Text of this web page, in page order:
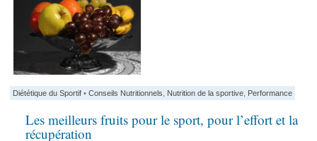
Diététique du Sportif •Conseils Nutritionnels Nutrition de la sportive Performance
Les meilleurs fruits pour le sport, pour l’effort et la
récupération